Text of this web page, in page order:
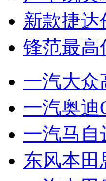
新款捷达
锋范最高
一汽大众
一汽奥迪
一汽马自
东风本田